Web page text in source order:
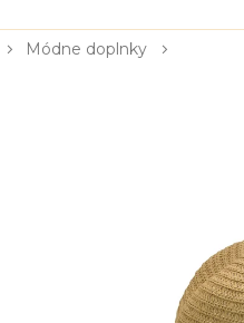
DomovMódne doplnky